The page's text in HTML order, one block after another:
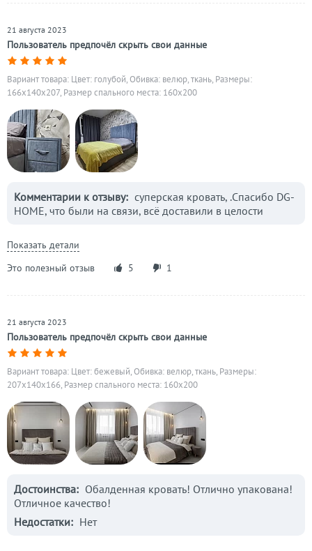
Пользователь предпочёл скрыть свои данные
21 августа 2023
Вариант товара: Цвет: голубой, Обивка: велюр, ткань, Размеры:
166x140x207, Размер спального места: 160х200
Комментарии к отзыву: суперская кровать, .Спасибо DG-
HOME, что были на связи, всё доставили в целости
Показать детали
Это полезный отзыв
5 1
Пользователь предпочёл скрыть свои данные
21 августа 2023
Вариант товара: Цвет: бежевый, Обивка: велюр, ткань, Размеры:
207x140x166, Размер спального места: 160х200
Достоинства: Обалденная кровать! Отлично упакована!
Отличное качество!
Недостатки: Нет